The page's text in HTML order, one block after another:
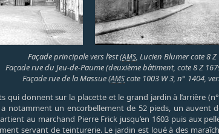
Façade principale vers l’est (AMS, Lucien Blumer cote 8 Z
Façade rue du Jeu-de-Paume (deuxième bâtiment, cote 8 Z
Façade rue de la Massue (AMScote 1003 W 3, n° 1404,
donnent sur la placette et le grand jardin à l’arrière
notamment un encorbellement de 52 pieds, un auvent
au marchand Pierre Frick jusqu’en 1603 puis aux
servant de teinturerie. Le jardin est loué à des